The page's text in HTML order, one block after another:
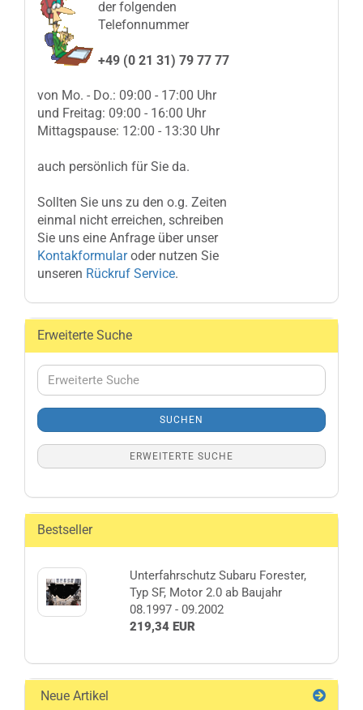
der folgenden
Telefonnummer
+49 (0 21 31) 79 77 77
von Mo. - Do.: 09:00 - 17:00 Uhr
und Freitag: 09:00 - 16:00 Uhr
Mittagspause: 12:00 - 13:30 Uhr
auch persönlich für Sie da.
Sollten Sie uns zu den o.g. Zeiten
einmal nicht erreichen, schreiben
Sie uns eine Anfrage über unser
Kontakformularoder nutzen Sie
unseren Rückruf Service.
Erweiterte Suche
Erweiterte
Suche
SUCHEN
ERWEITERTE SUCHE
Bestseller
Unterfahrschutz Subaru Forester,
Typ SF, Motor 2.0 ab Baujahr
08.1997 - 09.2002
219,34 EUR
Neue Artikel